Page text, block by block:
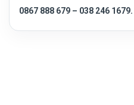
0867 888 679 – 038 246 1679.